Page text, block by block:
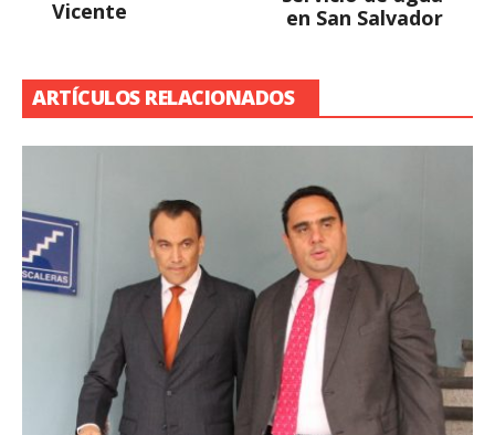
Vicente
en San Salvador
ARTÍCULOS RELACIONADOS